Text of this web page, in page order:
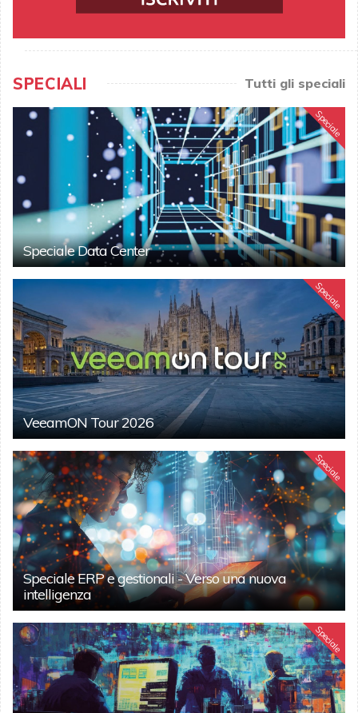
SPECIALI Tutti gli speciali
Speciale
Speciale Data Center
Speciale
VeeamON Tour 2026
Speciale
Speciale ERP e gestionali - Verso una nuova
intelligenza
Speciale